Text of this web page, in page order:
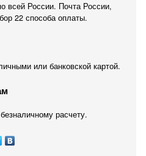
всей России. Почта России,
22 способа оплаты.
или банковской картой.
расчету.